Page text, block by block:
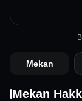
Mekan
Mekan